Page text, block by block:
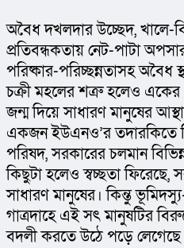
অবৈধ দখলদার উচ্ছেদ, খালে-
প্রতিবন্ধকতায় নেট-পাটা
পরিষ্কার-পরিচ্ছন্নতাসহ অবৈধ
চক্রী মহলের শত্রু হলেও
জন্ম দিয়ে সাধারণ মানুষের
একজন ইউএনও’র তদারকিতে
পরিষদ, সরকারের চলমান
কিছুটা হলেও স্বচ্ছতা ফিরেছে,
সাধারণ মানুষের। কিন্তু ভূমিদস্যু-
গাত্রদাহে এই সৎ মানুষটির
বদলী করতে উঠে পড়ে